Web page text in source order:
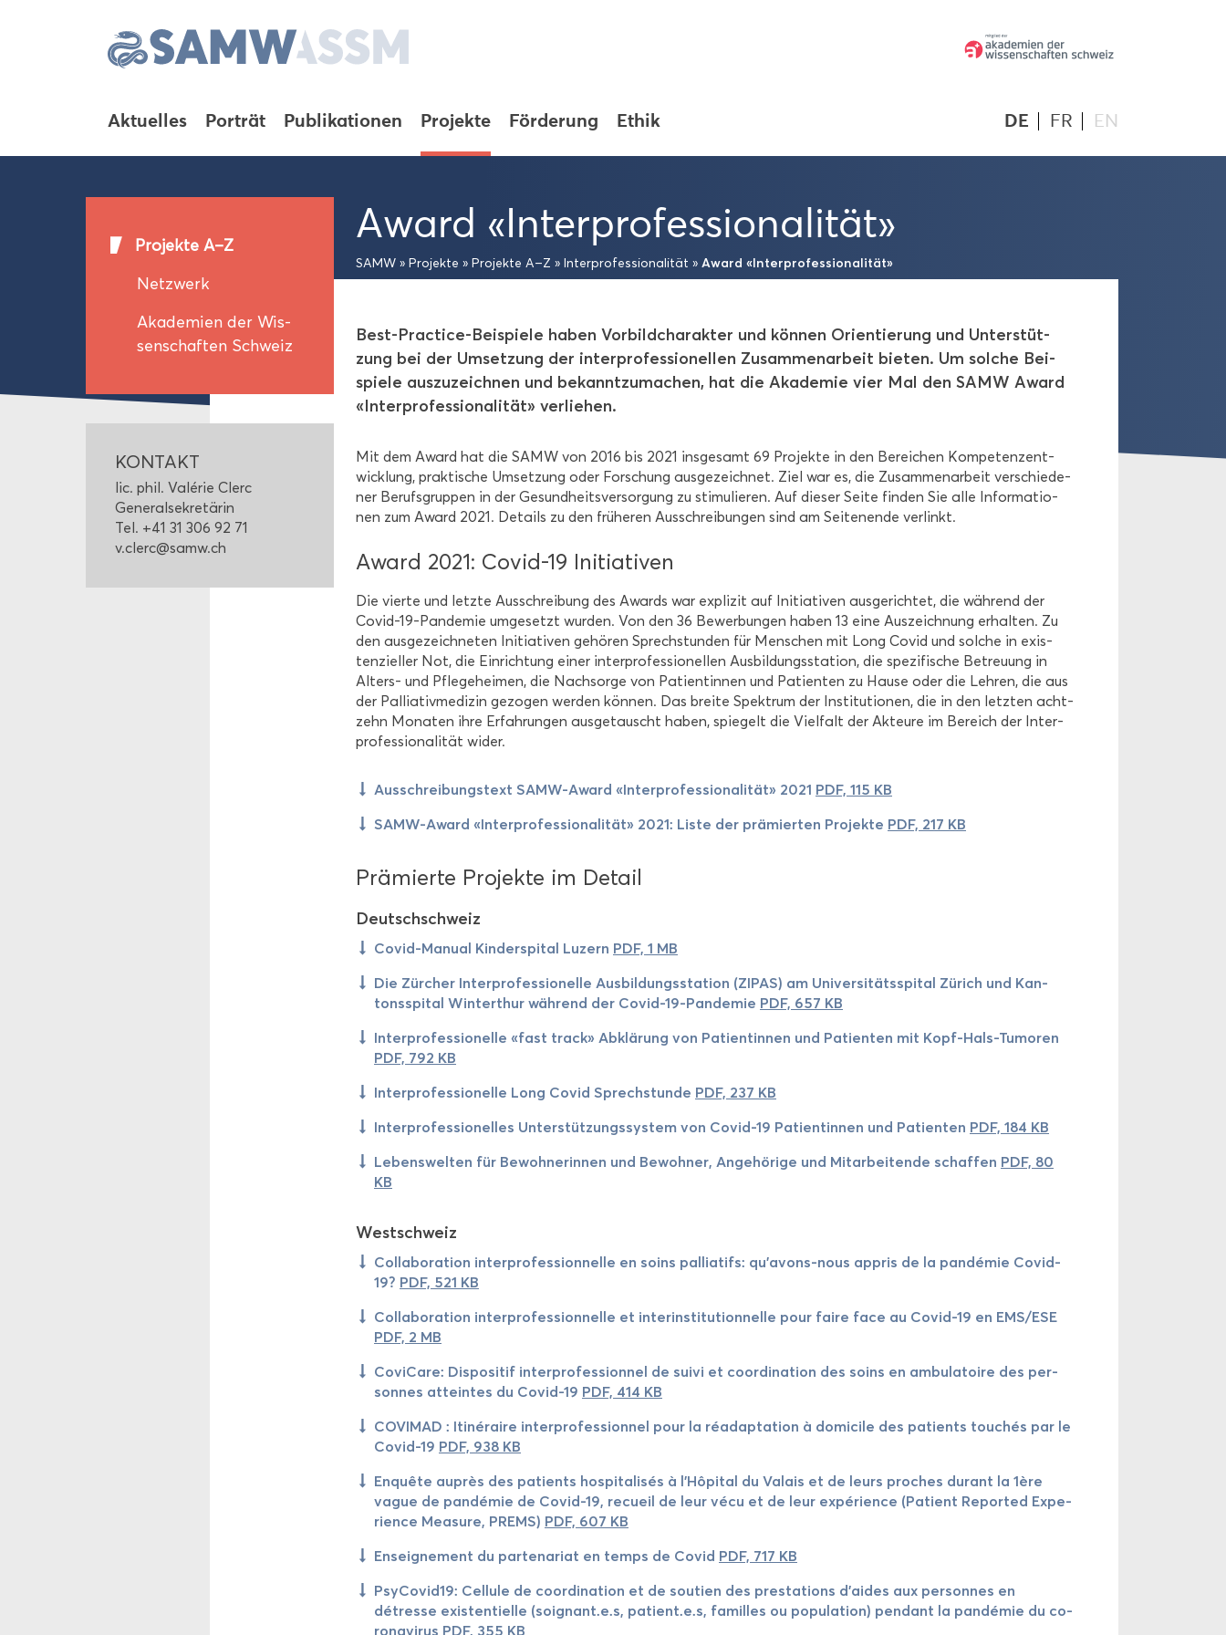
Ak­tu­el­les Por­trät Pu­bli­ka­tio­nen Pro­jek­te
Pro­jek­te A–Z
Netz­werk
Aka­de­mien der Wis­
sen­schaf­ten Schweiz
KON­TAKT
lic. phil. Valérie Clerc
Ge­ne­ral­se­kre­tä­rin
Tel. +41 31 306 92 71
v.clerc@samw.ch
För­de­rung Ethik DE FR EN
Award «In­ter­pro­fes­sio­na­li­tät»
SAMW » Pro­jek­te » Pro­jek­te A–Z » In­ter­pro­fes­sio­na­li­tät » Award «In­ter­pro­fes­sio­na­li­tät»
Best-​Practice-Beispiele haben Vor­bild­cha­rak­ter und kön­nen Ori­en­tie­rung und Un­ter­stüt­
zung bei der Um­set­zung der in­ter­pro­fes­sio­nel­len Zu­sam­men­ar­beit bie­ten. Um sol­che Bei­
spie­le aus­zu­zeich­nen und be­kannt­zu­ma­chen, hat die Aka­de­mie vier Mal den SAMW Award
«In­ter­pro­fes­sio­na­li­tät» ver­lie­hen.
Mit dem Award hat die SAMW von 2016 bis 2021 ins­ge­samt 69 Pro­jek­te in den Be­rei­chen Kom­pe­tenz­ent­
wick­lung, prak­ti­sche Um­set­zung oder For­schung aus­ge­zeich­net. Ziel war es, die Zu­sam­men­ar­beit ver­schie­de­
ner Be­rufs­grup­pen in der Ge­sund­heits­ver­sor­gung zu sti­mu­lie­ren. Auf die­ser Seite fin­den Sie alle In­for­ma­tio­
nen zum Award 2021. De­tails zu den frü­he­ren Aus­schrei­bun­gen sind am Sei­ten­en­de ver­linkt.
Award 2021: Covid-​19 In­itia­ti­ven
Die vier­te und letz­te Aus­schrei­bung des Awards war ex­pli­zit auf In­itia­ti­ven aus­ge­rich­tet, die wäh­rend der
Covid-​19-​Pandemie um­ge­setzt wur­den. Von den 36 Be­wer­bun­gen haben 13 eine Aus­zeich­nung er­hal­ten. Zu
den aus­ge­zeich­ne­ten In­itia­ti­ven ge­hö­ren Sprech­stun­den für Men­schen mit Long Covid und sol­che in exis­
ten­zi­el­ler Not, die Ein­rich­tung einer in­ter­pro­fes­sio­nel­len Aus­bil­dungs­sta­ti­on, die spe­zi­fi­sche Be­treu­ung in
Alters-​ und Pfle­ge­hei­men, die Nach­sor­ge von Pa­ti­en­tin­nen und Pa­ti­en­ten zu Hause oder die Leh­ren, die aus
der Pal­lia­tiv­me­di­zin ge­zo­gen wer­den kön­nen. Das brei­te Spek­trum der In­sti­tu­tio­nen, die in den letz­ten acht­
zehn Mo­na­ten ihre Er­fah­run­gen aus­ge­tauscht haben, spie­gelt die Viel­falt der Ak­teu­re im Be­reich der In­ter­
pro­fes­sio­na­li­tät wider.
Aus­schrei­bungs­text SAMW-​Award «In­ter­pro­fes­sio­na­li­tät» 2021 PDF, 115 KB
SAMW-​Award «In­ter­pro­fes­sio­na­li­tät» 2021: Liste der prä­mier­ten Pro­jek­te PDF, 217 KB
Prä­mier­te Pro­jek­te im De­tail
Deutsch­schweiz
Covid-​Manual Kin­der­spi­tal Lu­zern PDF, 1 MB
Die Zür­cher In­ter­pro­fes­sio­nel­le Aus­bil­dungs­sta­ti­on (ZIPAS) am Uni­ver­si­täts­spi­tal Zü­rich und Kan­
tons­spi­tal Win­ter­thur wäh­rend der Covid-​19-​Pandemie PDF, 657 KB
In­ter­pro­fes­sio­nel­le «fast track» Ab­klä­rung von Pa­ti­en­tin­nen und Pa­ti­en­ten mit Kopf-​Hals-Tumoren
PDF, 792 KB
In­ter­pro­fes­sio­nel­le Long Covid Sprech­stun­de PDF, 237 KB
In­ter­pro­fes­sio­nel­les Un­ter­stüt­zungs­sys­tem von Covid-​19 Pa­ti­en­tin­nen und Pa­ti­en­ten PDF, 184 KB
Le­bens­wel­ten für Be­woh­ne­rin­nen und Be­woh­ner, An­ge­hö­ri­ge und Mit­ar­bei­ten­de schaf­fen PDF, 80
KB
West­schweiz
Col­la­bo­ra­ti­on in­ter­pro­fes­si­on­nel­le en soins pal­lia­tifs: qu’avons-​nous ap­pris de la pandémie Covid-​
19? PDF, 521 KB
Col­la­bo­ra­ti­on in­ter­pro­fes­si­on­nel­le et in­ter­in­sti­tu­ti­on­nel­le pour faire face au Covid-​19 en EMS/ESE
PDF, 2 MB
Co­vi­Ca­re: Dis­po­si­tif in­ter­pro­fes­si­on­nel de suivi et coor­di­na­ti­on des soins en am­bu­la­toire des per­
son­nes attein­tes du Covid-​19 PDF, 414 KB
CO­VI­MAD : Itinéraire in­ter­pro­fes­si­on­nel pour la réadaptation à do­mici­le des pa­ti­ents touchés par le
Covid-​19 PDF, 938 KB
Enquête auprès des pa­ti­ents hospitalisés à l’Hôpital du Va­lais et de leurs pro­ches du­rant la 1ère
vague de pandémie de Covid-​19, re­cueil de leur vécu et de leur expérience (Pa­ti­ent Re­por­ted Ex­pe­
ri­ence Mea­su­re, PREMS) PDF, 607 KB
Ens­eig­ne­ment du par­te­na­ri­at en temps de Covid PDF, 717 KB
Psy­Co­vid19: Cel­lu­le de coor­di­na­ti­on et de sou­ti­en des pre­sta­ti­ons d’aides aux per­son­nes en
détresse exis­ten­ti­el­le (soi­gnant.e.s, pa­ti­ent.e.s, fa­mil­les ou po­pu­la­ti­on) pen­dant la pandémie du co­
ro­na­vi­rus PDF, 355 KB